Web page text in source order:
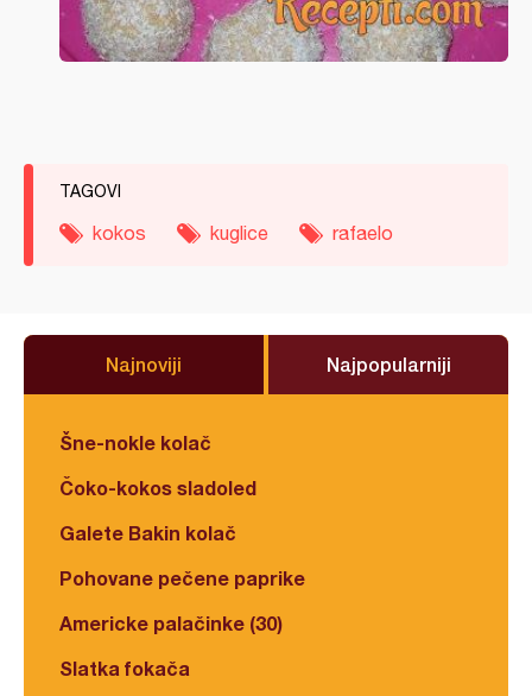
TAGOVI
kokos kuglice rafaelo
Najnoviji Najpopularniji
Šne-nokle kolač
Čoko-kokos sladoled
Galete Bakin kolač
Pohovane pečene paprike
Americke palačinke (30)
Slatka fokača